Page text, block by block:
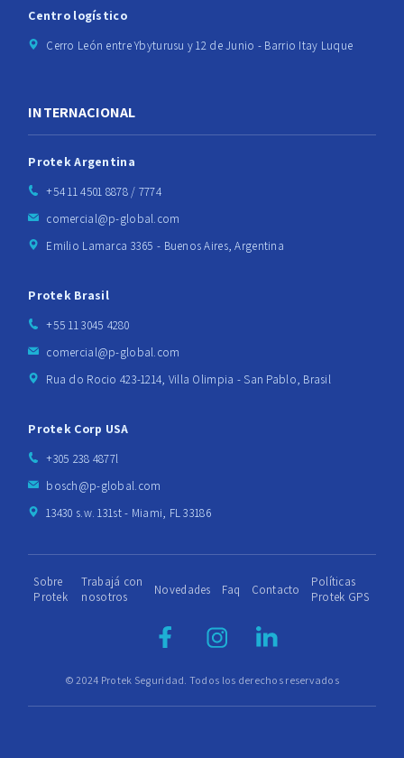
Centro logístico
Cerro León entre Ybyturusu y 12 de Junio - Barrio Itay Luque
INTERNACIONAL
Protek Argentina
+54 11 4501 8878 / 7774
comercial@p-global.com
Emilio Lamarca 3365 - Buenos Aires, Argentina
Protek Brasil
+55 11 3045 4280
comercial@p-global.com
Rua do Rocio 423-1214, Villa Olimpia - San Pablo, Brasil
Protek Corp USA
+305 238 4877l
bosch@p-global.com
13430 s.w. 131st - Miami, FL 33186
© 2024 Protek Seguridad. Todos los derechos reservados
Sobre
Protek
Trabajá con
nosotros
Novedades Faq Contacto
Políticas
Protek GPS